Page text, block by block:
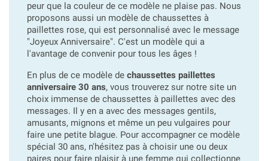
peur que la couleur de ce modèle ne plaise pas. Nous
proposons aussi un modèle de chaussettes à
paillettes rose, qui est personnalisé avec le message
"Joyeux Anniversaire". C'est un modèle qui a
l'avantage de convenir pour tous les âges !
En plus de ce modèle de chaussettes paillettes
anniversaire 30 ans, vous trouverez sur notre site un
choix immense de chaussettes à paillettes avec des
messages. Il y en a avec des messages gentils,
amusants, mignons et même un peu vulgaires pour
faire une petite blague. Pour accompagner ce modèle
spécial 30 ans, n'hésitez pas à choisir une ou deux
paires pour faire plaisir à une femme qui collectionne